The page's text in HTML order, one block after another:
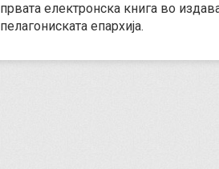
првата електронска книга во
пелагониската епархија.